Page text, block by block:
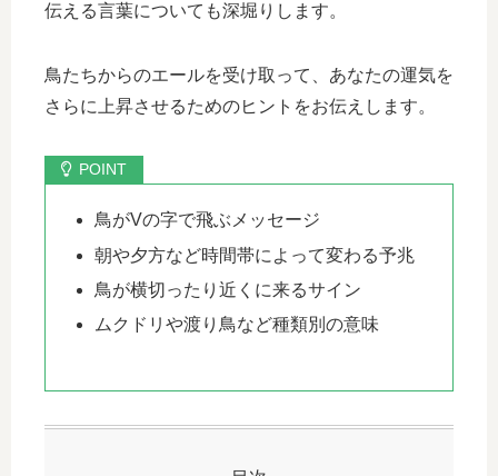
伝える言葉についても深堀りします。
鳥たちからのエールを受け取って、あなたの運気を
さらに上昇させるためのヒントをお伝えします。
鳥がVの字で飛ぶメッセージ
朝や夕方など時間帯によって変わる予兆
鳥が横切ったり近くに来るサイン
ムクドリや渡り鳥など種類別の意味